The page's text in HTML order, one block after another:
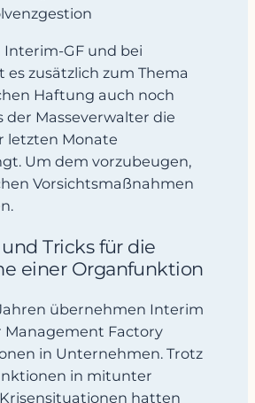
Interim-GF und bei
es zusätzlich zum Thema
Haftung auch noch
der Masseverwalter die
letzten Monate
Um dem vorzubeugen,
Vorsichtsmaßnahmen
und Tricks für die
einer Organfunktion
übernehmen Interim
Management Factory
in Unternehmen. Trotz
in mitunter
hatten